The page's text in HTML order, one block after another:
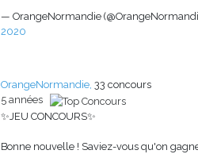
— OrangeNormandie
2020
OrangeNormandie, 33 concours
5 années
✨JEU CONCOURS✨
Bonne nouvelle ! Saviez-vous qu'on